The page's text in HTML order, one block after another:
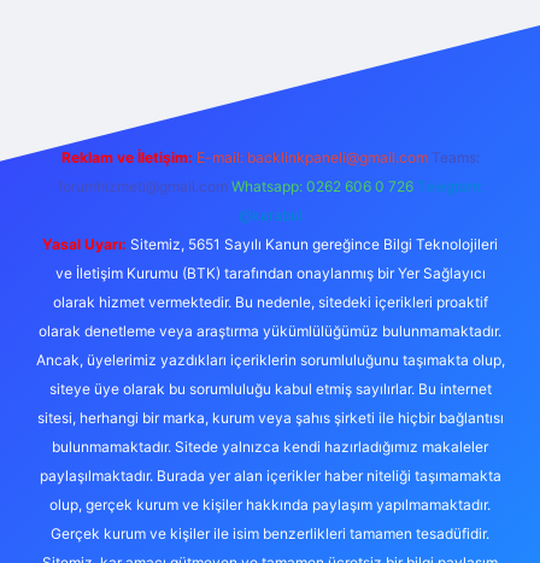
Reklam ve İletişim: E-mail: backlinkpaneli@gmail.com Teams:
forumhizmeti@gmail.com Whatsapp: 0262 606 0 726 Telegram:
@karabul
Yasal Uyarı: Sitemiz, 5651 Sayılı Kanun gereğince Bilgi Teknolojileri
ve İletişim Kurumu (BTK) tarafından onaylanmış bir Yer Sağlayıcı
olarak hizmet vermektedir. Bu nedenle, sitedeki içerikleri proaktif
olarak denetleme veya araştırma yükümlülüğümüz bulunmamaktadır.
Ancak, üyelerimiz yazdıkları içeriklerin sorumluluğunu taşımakta olup,
siteye üye olarak bu sorumluluğu kabul etmiş sayılırlar. Bu internet
sitesi, herhangi bir marka, kurum veya şahıs şirketi ile hiçbir bağlantısı
bulunmamaktadır. Sitede yalnızca kendi hazırladığımız makaleler
paylaşılmaktadır. Burada yer alan içerikler haber niteliği taşımamakta
olup, gerçek kurum ve kişiler hakkında paylaşım yapılmamaktadır.
Gerçek kurum ve kişiler ile isim benzerlikleri tamamen tesadüfidir.